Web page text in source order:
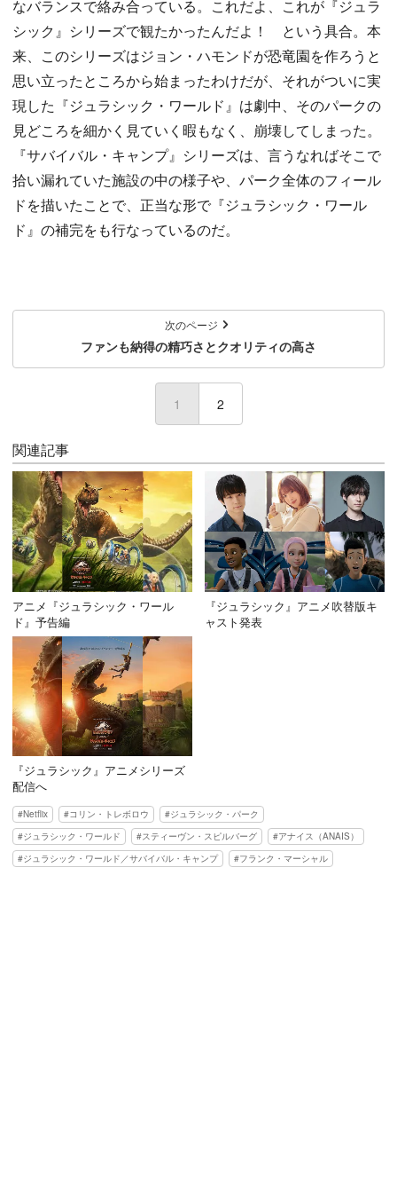
なバランスで絡み合っている。これだよ、これが『ジュラ
シック』シリーズで観たかったんだよ！ という具合。本
来、このシリーズはジョン・ハモンドが恐竜園を作ろうと
思い立ったところから始まったわけだが、それがついに実
現した『ジュラシック・ワールド』は劇中、そのパークの
見どころを細かく見ていく暇もなく、崩壊してしまった。
『サバイバル・キャンプ』シリーズは、言うなればそこで
拾い漏れていた施設の中の様子や、パーク全体のフィール
ドを描いたことで、正当な形で『ジュラシック・ワール
ド』の補完をも行なっているのだ。
次のページ
ファンも納得の精巧さとクオリティの高さ
1 (current)
2
関連記事
アニメ『ジュラシック・ワール
ド』予告編
『ジュラシック』アニメ吹替版キ
ャスト発表
『ジュラシック』アニメシリーズ
配信へ
Netflix コリン・トレボロウ
ジュラシック・パーク
ジュラシック・ワールド
スティーヴン・スピルバーグ
アナイス（ANAIS）
ジュラシック・ワールド／サバイバル・キャンプ
フランク・マーシャル